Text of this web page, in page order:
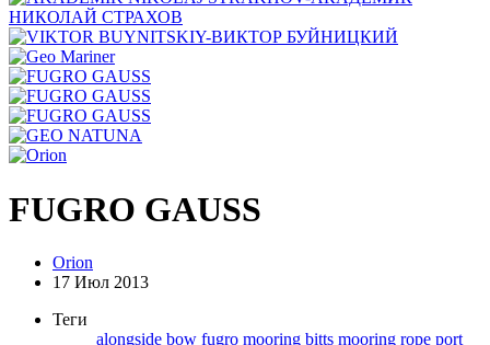
FUGRO GAUSS
Orion
17 Июл 2013
Теги
alongside bow fugro mooring bitts mooring rope port